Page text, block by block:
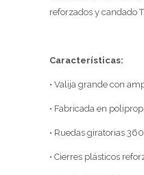
reforzados y candado
Características:
• Valija grande con
• Fabricada en
• Ruedas giratorias
• Cierres plásticos